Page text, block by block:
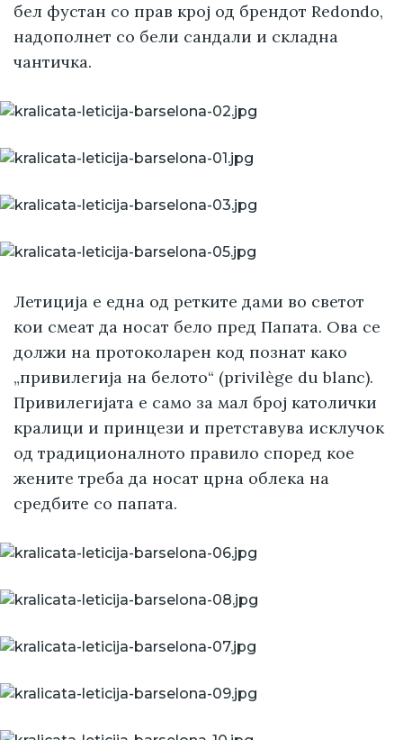
бел фустан со прав крој од брендот Redondo,
надополнет со бели сандали и складна
чантичка.
Летиција е една од ретките дами во светот
кои смеат да носат бело пред Папата. Ова се
должи на протоколарен код познат како
„привилегија на белото“ (privilège du blanc).
Привилегијата е само за мал број католички
кралици и принцези и претставува исклучок
од традиционалното правило според кое
жените треба да носат црна облека на
средбите со папата.